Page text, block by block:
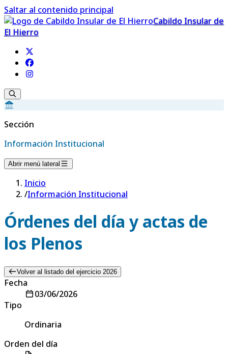
Saltar al contenido principal
Cabildo Insular de
El Hierro
Sección
Información Institucional
Abrir menú lateral
Inicio
/Información Institucional
Órdenes del día y actas de
los Plenos
Volver al listado del ejercicio 2026
Fecha
03/06/2026
Tipo
Ordinaria
Orden del día